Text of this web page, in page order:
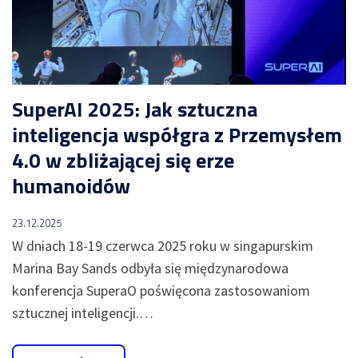
Moduły
Nexelem
Twój
ERP
dla
produkcji
Zapisz
się
na
Produkcyjny
Sprawdź
Demo
produkcji
WMS
WYDAJNOŚĆ
PRODUKCJI
System
monitorowania
maszyn
linii
(IOT)
monitorowania
OEE
-
Dashboardy
Automatyzacja
kalkulacji
zleceń
produkcyjnych
w
firmie
Etyflex
producenta
etykiet
oraz
opakowań
skutecznie
zarządzać
safety
Obniżenie
kosztów
operacyjnych
w
z
SuperAI 2025: Jak sztuczna
inteligencja współgra z Przemysłem
4.0 w zbliżającej się erze
humanoidów
23.12.2025
W dniach 18-19 czerwca 2025 roku w singapurskim
Marina Bay Sands odbyła się międzynarodowa
konferencja SuperaO poświęcona zastosowaniom
sztucznej inteligencji.…